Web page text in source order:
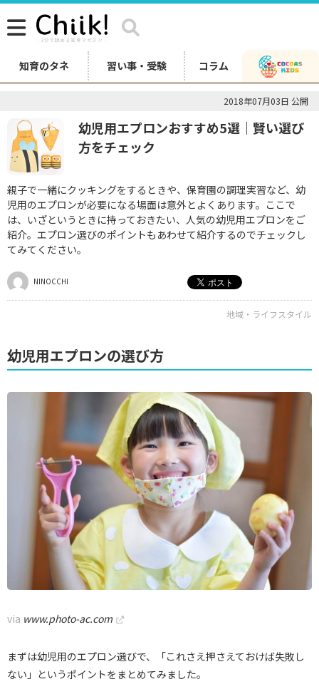
知育のタネ 習い事・受験 コラム
2018年07月03日 公開
幼児用エプロンおすすめ5選｜賢い選び
方をチェック
親子で一緒にクッキングをするときや、保育園の調理実習など、幼
児用のエプロンが必要になる場面は意外とよくあります。ここで
は、いざというときに持っておきたい、人気の幼児用エプロンをご
紹介。エプロン選びのポイントもあわせて紹介するのでチェックし
てみてください。
NINOCCHI
地域・ライフスタイル
幼児用エプロンの選び方
via www.photo-ac.com
まずは幼児用のエプロン選びで、「これさえ押さえておけば失敗し
ない」というポイントをまとめてみました。